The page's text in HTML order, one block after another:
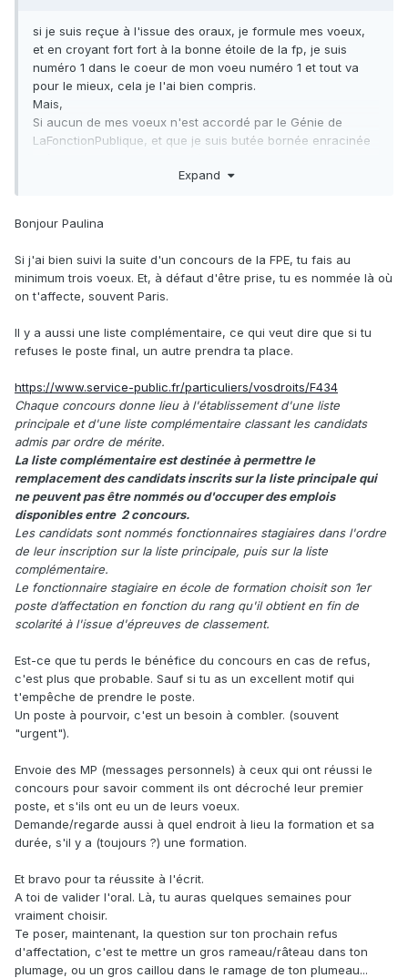
si je suis reçue à l'issue des oraux, je formule mes voeux,
et en croyant fort fort à la bonne étoile de la fp, je suis
numéro 1 dans le coeur de mon voeu numéro 1 et tout va
pour le mieux, cela je l'ai bien compris.
Mais,
Si aucun de mes voeux n'est accordé par le Génie de
LaFonctionPublique, et que je suis butée bornée enracinée
posts du forum que c'était fort déconseillé, mais
Expand
Bonjour Paulina
Si j'ai bien suivi la suite d'un concours de la FPE, tu fais au
minimum trois voeux. Et, à défaut d'être prise, tu es nommée là où
on t'affecte, souvent Paris.
Il y a aussi une liste complémentaire, ce qui veut dire que si tu
refuses le poste final, un autre prendra ta place.
https://www.service-public.fr/particuliers/vosdroits/F434
Chaque concours donne lieu à l'établissement d'une liste
principale et d'une liste complémentaire classant les candidats
admis par ordre de mérite.
La liste complémentaire est destinée à permettre le
remplacement des candidats inscrits sur la liste principale qui
ne peuvent pas être nommés ou d'occuper des emplois
disponibles entre 2 concours.
Les candidats sont nommés fonctionnaires stagiaires dans l'ordre
de leur inscription sur la liste principale, puis sur la liste
complémentaire.
Le fonctionnaire stagiaire en école de formation choisit son 1er
poste d’affectation en fonction du rang qu'il obtient en fin de
scolarité à l'issue d'épreuves de classement.
Est-ce que tu perds le bénéfice du concours en cas de refus,
c'est plus que probable. Sauf si tu as un excellent motif qui
t'empêche de prendre le poste.
Un poste à pourvoir, c'est un besoin à combler. (souvent
"urgent").
Envoie des MP (messages personnels) à ceux qui ont réussi le
concours pour savoir comment ils ont décroché leur premier
poste, et s'ils ont eu un de leurs voeux.
Demande/regarde aussi à quel endroit à lieu la formation et sa
durée, s'il y a (toujours ?) une formation.
Et bravo pour ta réussite à l'écrit.
A toi de valider l'oral. Là, tu auras quelques semaines pour
vraiment choisir.
Te poser, maintenant, la question sur ton prochain refus
d'affectation, c'est te mettre un gros rameau/râteau dans ton
plumage, ou un gros caillou dans le ramage de ton plumeau...